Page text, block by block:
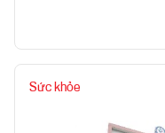
Sức khỏe